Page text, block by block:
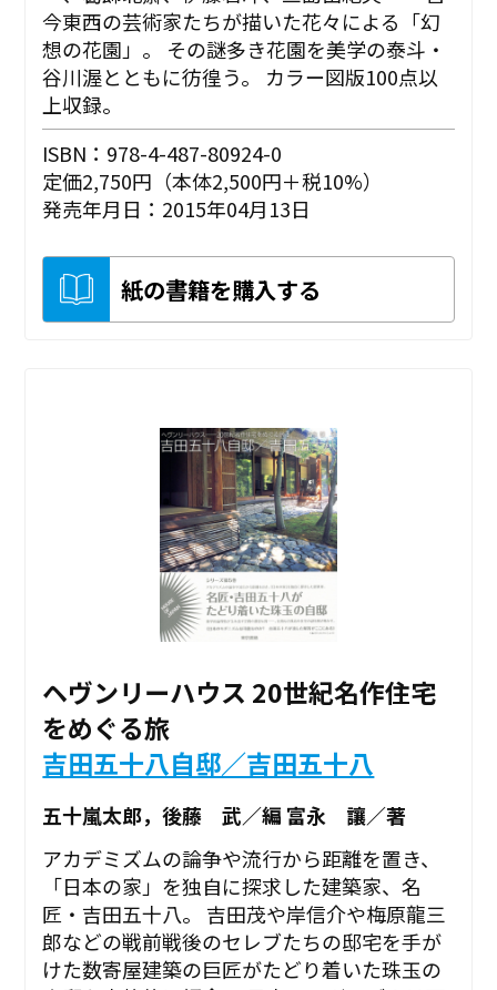
今東西の芸術家たちが描いた花々による「幻
想の花園」。 その謎多き花園を美学の泰斗・
谷川渥とともに彷徨う。 カラー図版100点以
上収録。
ISBN：978-4-487-80924-0
定価2,750円（本体2,500円＋税10%）
発売年月日：2015年04月13日
紙の書籍を購入する
ヘヴンリーハウス 20世紀名作住宅
をめぐる旅
吉田五十八自邸／吉田五十八
五十嵐太郎，後藤 武／編 富永 讓／著
アカデミズムの論争や流行から距離を置き、
「日本の家」を独自に探求した建築家、名
匠・吉田五十八。 吉田茂や岸信介や梅原龍三
郎などの戦前戦後のセレブたちの邸宅を手が
けた数寄屋建築の巨匠がたどり着いた珠玉の